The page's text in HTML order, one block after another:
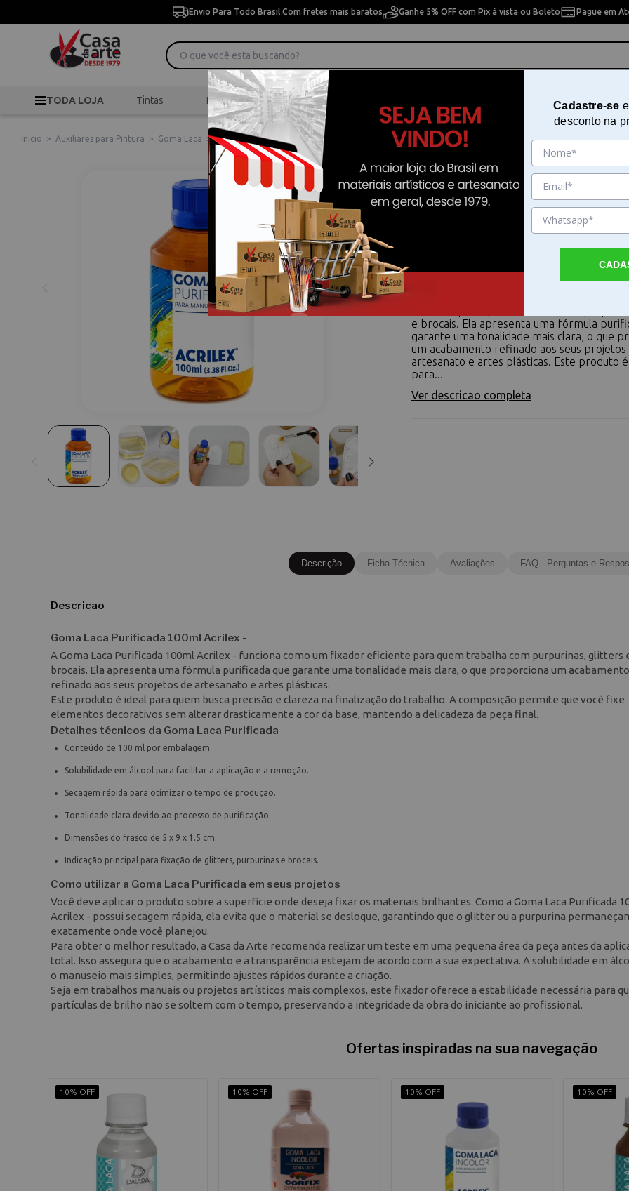
Envio Para Todo Brasil Com fretes mais baratos Ganhe 5% OFF com Pix à vista ou Boleto Pague em
TODA LOJA Tintas Pincéis Desenho Pintura
Início > Auxiliares para Pintura > Goma Laca > Goma Laca Purificada 100ml Acrilex - 15210
Goma Laca Purificada 100ml
15210
Goma Laca Purificada 100ml Acrilex - A
e brocais. Ela apresenta uma fórmula
garante uma tonalidade mais clara, o que
um acabamento refinado aos seus projetos
artesanato e artes plásticas. Este produto
para...
Ver descricao completa
Descrição Ficha Técnica Avaliações FAQ - Perguntas e
Descricao
Goma Laca Purificada 100ml Acrilex -
A Goma Laca Purificada 100ml Acrilex - funciona como um fixador eficiente para quem trabalha com purpurinas, glitters
brocais. Ela apresenta uma fórmula purificada que garante uma tonalidade mais clara, o que proporciona um acabamento
refinado aos seus projetos de artesanato e artes plásticas.
Este produto é ideal para quem busca precisão e clareza na finalização do trabalho. A composição permite que você fixe
elementos decorativos sem alterar drasticamente a cor da base, mantendo a delicadeza da peça final.
Detalhes técnicos da Goma Laca Purificada
Conteúdo de 100 ml por embalagem.
Solubilidade em álcool para facilitar a aplicação e a remoção.
Secagem rápida para otimizar o tempo de produção.
Tonalidade clara devido ao processo de purificação.
Dimensões do frasco de 5 x 9 x 1.5 cm.
Indicação principal para fixação de glitters, purpurinas e brocais.
Como utilizar a Goma Laca Purificada em seus projetos
Você deve aplicar o produto sobre a superfície onde deseja fixar os materiais brilhantes. Como a Goma Laca Purificada
Acrilex - possui secagem rápida, ela evita que o material se desloque, garantindo que o glitter ou a purpurina
exatamente onde você planejou.
Para obter o melhor resultado, a Casa da Arte recomenda realizar um teste em uma pequena área da peça antes da
total. Isso assegura que o acabamento e a transparência estejam de acordo com a sua expectativa. A solubilidade em
o manuseio mais simples, permitindo ajustes rápidos durante a criação.
Seja em trabalhos manuais ou projetos artísticos mais complexos, este fixador oferece a estabilidade necessária para
partículas de brilho não se soltem com o tempo, preservando a integridade da obra do iniciante ao profissional.
Ofertas inspiradas na sua navegação
10% OFF 10% OFF 10% OFF 10% OFF
Cadastre-se
desconto na